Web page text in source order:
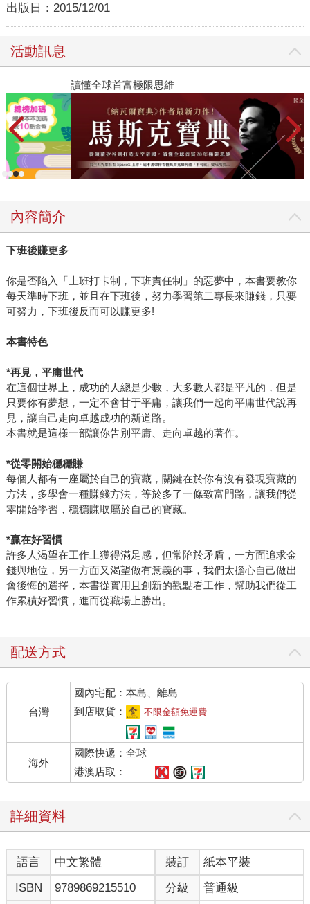
出版日： 2015/12/01
活動訊息
讀懂全球首富極限思維
內容簡介
下班後賺更多
你是否陷入「上班打卡制，下班責任制」的惡夢中，本書要教你
每天準時下班，並且在下班後，努力學習第二專長來賺錢，只要
可努力，下班後反而可以賺更多!
本書特色
*再見，平庸世代
在這個世界上，成功的人總是少數，大多數人都是平凡的，但是
只要你有夢想，一定不會甘于平庸，讓我們一起向平庸世代說再
見，讓自己走向卓越成功的新道路。
本書就是這樣一部讓你告別平庸、走向卓越的著作。
*從零開始穩穩賺
每個人都有一座屬於自己的寶藏，關鍵在於你有沒有發現寶藏的
方法，多學會一種賺錢方法，等於多了一條致富門路，讓我們從
零開始學習，穩穩賺取屬於自己的寶藏。
*贏在好習慣
許多人渴望在工作上獲得滿足感，但常陷於矛盾，一方面追求金
錢與地位，另一方面又渴望做有意義的事，我們太擔心自己做出
會後悔的選擇，本書從實用且創新的觀點看工作，幫助我們從工
作累積好習慣，進而從職場上勝出。
配送方式
台灣
國內宅配：本島、離島
到店取貨：
不限金額免運費
海外
國際快遞：全球
港澳店取：
詳細資料
語言 中文繁體 裝訂
紙本平裝
ISBN
9789869215510 分級 普通級